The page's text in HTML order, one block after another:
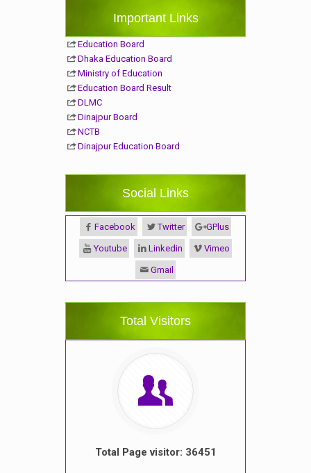
Important Links
Education Board
Dhaka Education Board
Ministry of Education
Education Board Result
DLMC
Dinajpur Board
NCTB
Dinajpur Education Board
Social Links
Facebook Twitter GPlus
Youtube Linkedin Vimeo
Gmail
Total Visitors
Total Page visitor: 36451